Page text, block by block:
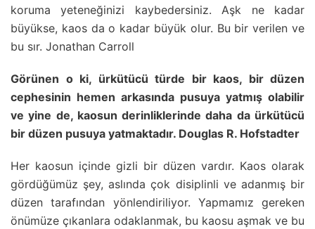
koruma yeteneğinizi kaybedersiniz. Aşk ne kadar
büyükse, kaos da o kadar büyük olur. Bu bir verilen ve
bu sır. Jonathan Carroll
Görünen o ki, ürkütücü türde bir kaos, bir düzen
cephesinin hemen arkasında pusuya yatmış olabilir
ve yine de, kaosun derinliklerinde daha da ürkütücü
bir düzen pusuya yatmaktadır. Douglas R. Hofstadter
Her kaosun içinde gizli bir düzen vardır. Kaos olarak
gördüğümüz şey, aslında çok disiplinli ve adanmış bir
düzen tarafından yönlendiriliyor. Yapmamız gereken
önümüze çıkanlara odaklanmak, bu kaosu aşmak ve bu